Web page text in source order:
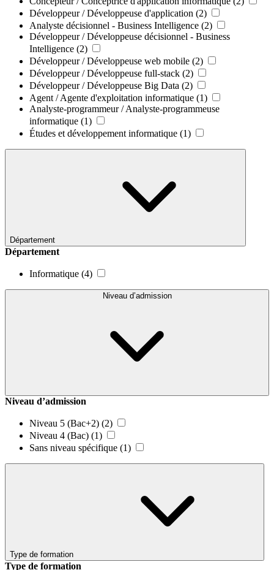
Développeur / Développeuse d'application (2)
Analyste décisionnel - Business Intelligence (2)
Développeur / Développeuse décisionnel - Business
Intelligence (2)
Développeur / Développeuse web mobile (2)
Développeur / Développeuse full-stack (2)
Développeur / Développeuse Big Data (2)
Agent / Agente d'exploitation informatique (1)
Analyste-programmeur / Analyste-programmeuse
informatique (1)
Études et développement informatique (1)
Département
Département
Informatique (4)
Niveau d’admission
Niveau d’admission
Niveau 5 (Bac+2) (2)
Niveau 4 (Bac) (1)
Sans niveau spécifique (1)
Type de formation
Type de formation